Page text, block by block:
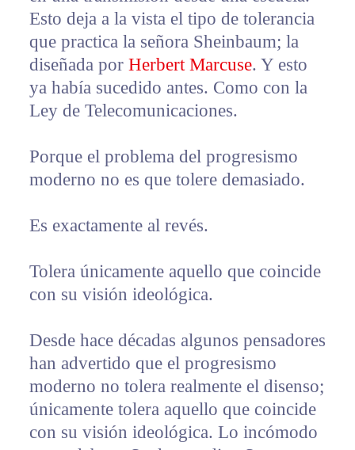
Esto deja a la vista el tipo de tolerancia
que practica la señora Sheinbaum; la
diseñada por Herbert Marcuse. Y esto
ya había sucedido antes. Como con la
Ley de Telecomunicaciones.
Porque el problema del progresismo
moderno no es que tolere demasiado.
Es exactamente al revés.
Tolera únicamente aquello que coincide
con su visión ideológica.
Desde hace décadas algunos pensadores
han advertido que el progresismo
moderno no tolera realmente el disenso;
únicamente tolera aquello que coincide
con su visión ideológica. Lo incómodo